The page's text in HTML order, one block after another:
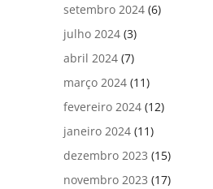
setembro 2024 (6)
julho 2024 (3)
abril 2024 (7)
março 2024 (11)
fevereiro 2024 (12)
janeiro 2024 (11)
dezembro 2023 (15)
novembro 2023 (17)